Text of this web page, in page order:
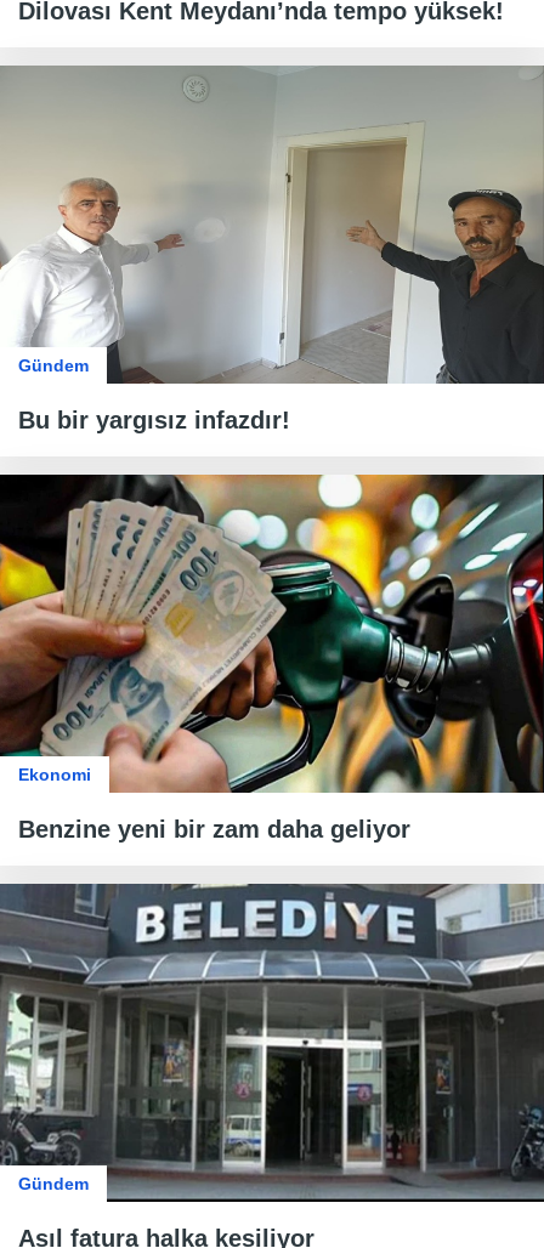
Dilovası Kent Meydanı’nda tempo yüksek!
Gündem
Bu bir yargısız infazdır!
Ekonomi
Benzine yeni bir zam daha geliyor
Gündem
Asıl fatura halka kesiliyor